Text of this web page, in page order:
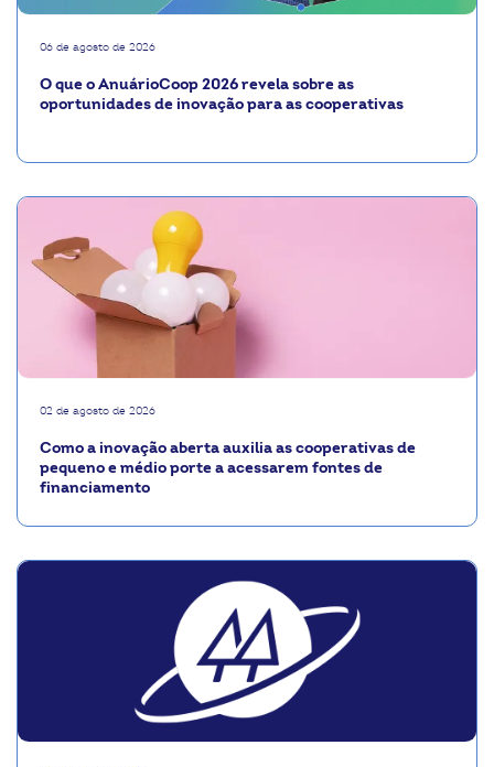
06 de agosto de 2026
O que o AnuárioCoop 2026 revela sobre as
oportunidades de inovação para as cooperativas
02 de agosto de 2026
Como a inovação aberta auxilia as cooperativas de
pequeno e médio porte a acessarem fontes de
financiamento